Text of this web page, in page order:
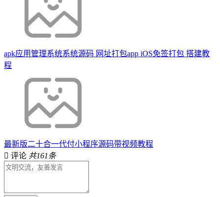
apk应用管理系统系统源码 网址打包app iOS免签打包 搭建教
程
最新版二十合一代付小程序源码带视频教程
评论 共161条